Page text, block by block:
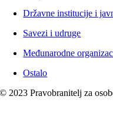
Državne institucije i
Savezi i udruge
Međunarodne
Ostalo
© 2023 Pravobranitelj za